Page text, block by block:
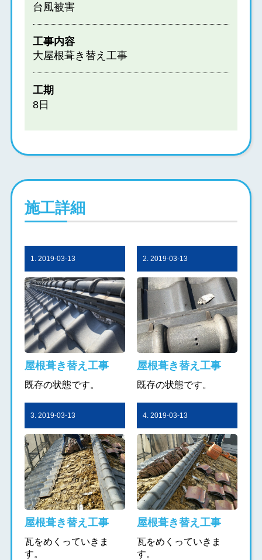
台風被害
工事内容
大屋根葺き替え工事
工期
8日
施工詳細
1. 2019-03-13
屋根葺き替え工事
既存の状態です。
2. 2019-03-13
屋根葺き替え工事
既存の状態です。
3. 2019-03-13
屋根葺き替え工事
瓦をめくっていきま
す。
4. 2019-03-13
屋根葺き替え工事
瓦をめくっていきま
す。